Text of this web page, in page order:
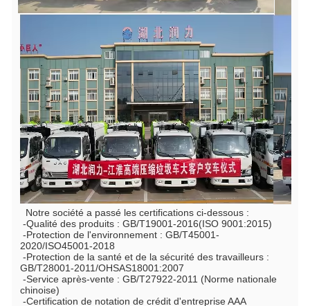
  Notre société a passé les certifications ci-dessous :
-Qualité des produits : GB/T19001-2016(ISO 9001:2015)
2020/ISO45001-2018
GB/T28001-2011/OHSAS18001:2007
chinoise)